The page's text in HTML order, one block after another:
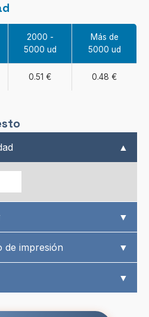
2000 -
5000 ud
Más de
5000 ud
0.51 € 0.48 €
▲
▼
de impresión ▼
▼